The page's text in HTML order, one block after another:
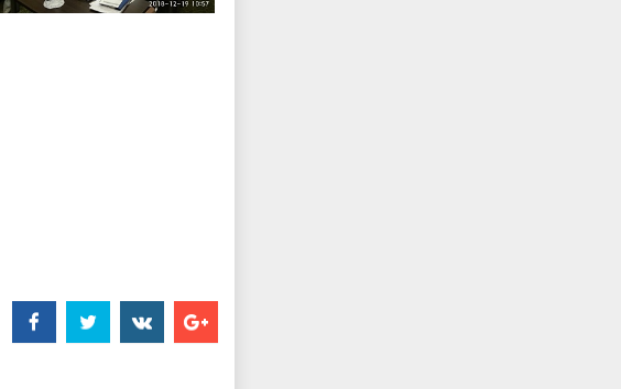
FacebookTwitter���������
Google+